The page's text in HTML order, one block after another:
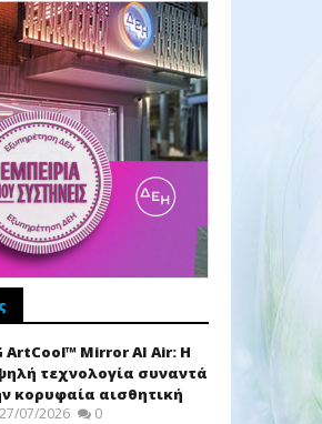
ArtCool™ Mirror AI Air: Η
τεχνολογία συναντά
κορυφαία αισθητική
27/07/2026 0